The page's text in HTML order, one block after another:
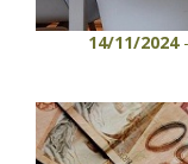
14/11/2024-